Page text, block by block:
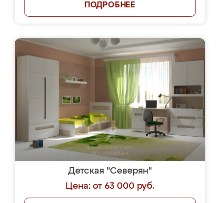
ПОДРОБНЕЕ
Детская "Северян"
Цена: от 63 000 руб.